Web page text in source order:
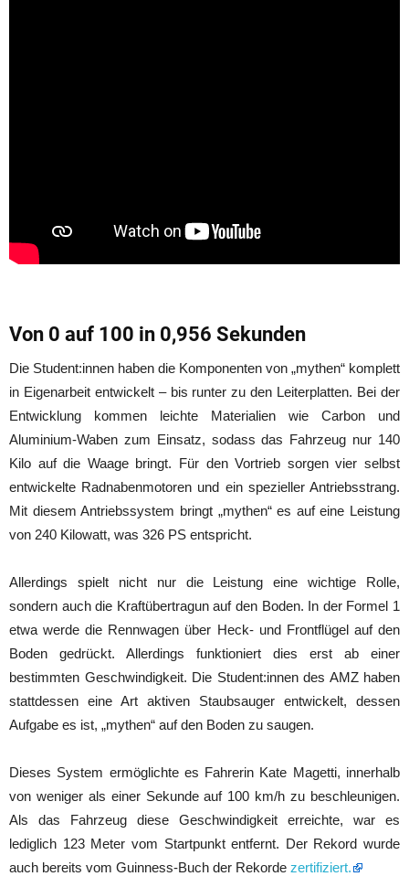
Von 0 auf 100 in 0,956 Sekunden
Die Student:innen haben die Komponenten von „mythen“ komplett
in Eigenarbeit entwickelt – bis runter zu den Leiterplatten. Bei der
Entwicklung kommen leichte Materialien wie Carbon und
Aluminium-Waben zum Einsatz, sodass das Fahrzeug nur 140
Kilo auf die Waage bringt. Für den Vortrieb sorgen vier selbst
entwickelte Radnabenmotoren und ein spezieller Antriebsstrang.
Mit diesem Antriebssystem bringt „mythen“ es auf eine Leistung
von 240 Kilowatt, was 326 PS entspricht.
Allerdings spielt nicht nur die Leistung eine wichtige Rolle,
sondern auch die Kraftübertragun auf den Boden. In der Formel 1
etwa werde die Rennwagen über Heck- und Frontflügel auf den
Boden gedrückt. Allerdings funktioniert dies erst ab einer
bestimmten Geschwindigkeit. Die Student:innen des AMZ haben
stattdessen eine Art aktiven Staubsauger entwickelt, dessen
Aufgabe es ist, „mythen“ auf den Boden zu saugen.
Dieses System ermöglichte es Fahrerin Kate Magetti, innerhalb
von weniger als einer Sekunde auf 100 km/h zu beschleunigen.
Als das Fahrzeug diese Geschwindigkeit erreichte, war es
lediglich 123 Meter vom Startpunkt entfernt. Der Rekord wurde
auch bereits vom Guinness-Buch der Rekorde zertifiziert.